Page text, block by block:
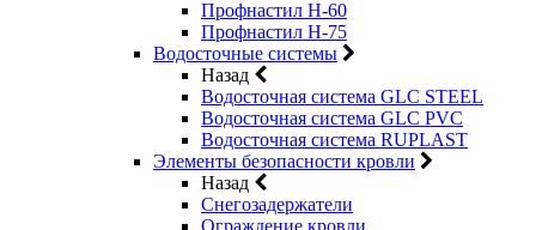
Профнастил Н-60
Профнастил Н-75
Водосточные системы
Назад
Водосточная система GLC STEEL
Водосточная система GLC PVC
Водосточная система RUPLAST
Элементы безопасности кровли
Назад
Снегозадержатели
Ограждение кровли